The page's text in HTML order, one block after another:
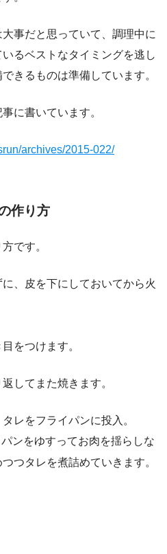
事だと思っていて、調理中に
るベストなタイミングを逃し
きるものは準備しています。
に書いています。
archives/2015-022/
作り方
です。
、皮を下にしておいてから火
をつけます。
してまた焼きます。
レをフライパンに投入。
ンをゆすってお肉を揺らしな
つタレを煮詰めていきます。